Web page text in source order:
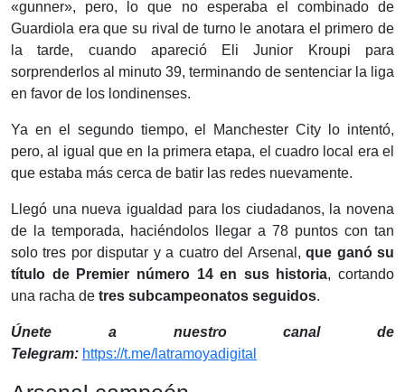
«gunner», pero, lo que no esperaba el combinado de
Guardiola era que su rival de turno le anotara el primero de
la tarde, cuando apareció Eli Junior Kroupi para
sorprenderlos al minuto 39, terminando de sentenciar la liga
en favor de los londinenses.
Ya en el segundo tiempo, el Manchester City lo intentó,
pero, al igual que en la primera etapa, el cuadro local era el
que estaba más cerca de batir las redes nuevamente.
Llegó una nueva igualdad para los ciudadanos, la novena
de la temporada, haciéndolos llegar a 78 puntos con tan
solo tres por disputar y a cuatro del Arsenal,que ganó su
título de Premier número 14 en sus historia, cortando
una racha de tres subcampeonatos seguidos.
Únete a nuestro canal de
Telegram: https://t.me/latramoyadigital